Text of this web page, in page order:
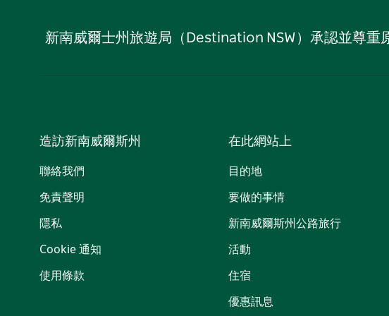
新南威爾士州旅遊局（Destination NSW）承認並尊
造訪新南威爾斯州
聯絡我們
免責聲明
隱私
Cookie 通知
使用條款
在此網站上
目的地
要做的事情
新南威爾斯州公路旅行
活動
住宿
優惠訊息